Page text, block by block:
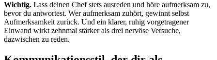
Wichtig. Lass deinen Chef stets ausreden und höre aufmerksam zu,
bevor du antwortest. Wer aufmerksam zuhört, gewinnt selbst
Aufmerksamkeit zurück. Und ein klarer, ruhig vorgetragener
Einwand wirkt zehnmal stärker als drei nervöse Versuche,
dazwischen zu reden.